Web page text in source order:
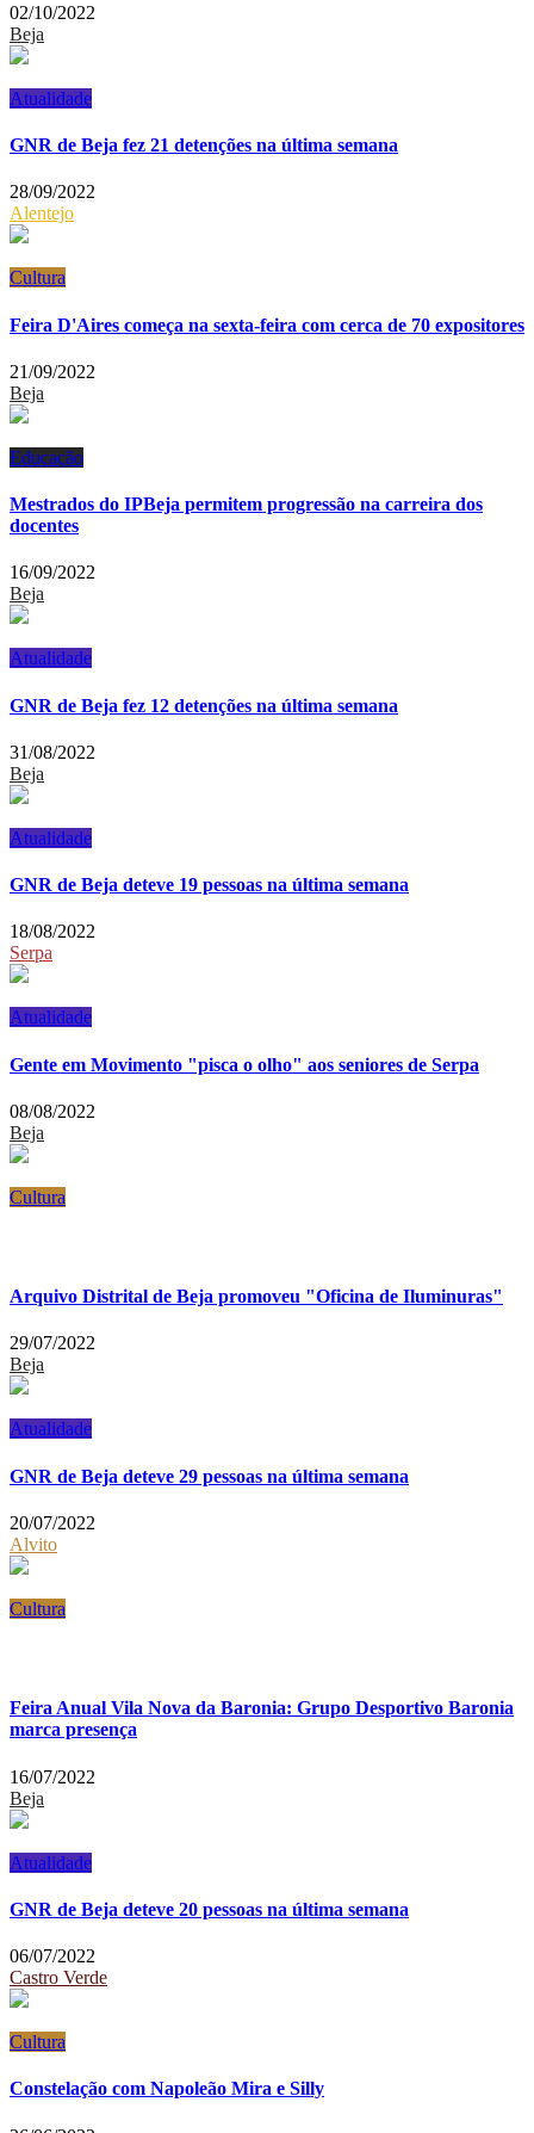
02/10/2022
Beja
Atualidade
GNR de Beja fez 21 detenções na última semana
28/09/2022
Alentejo
Cultura
Feira D'Aires começa na sexta-feira com cerca de 70 expositores
21/09/2022
Beja
Educação
Mestrados do IPBeja permitem progressão na carreira dos
docentes
16/09/2022
Beja
Atualidade
GNR de Beja fez 12 detenções na última semana
31/08/2022
Beja
Atualidade
GNR de Beja deteve 19 pessoas na última semana
18/08/2022
Serpa
Atualidade
Gente em Movimento "pisca o olho" aos seniores de Serpa
08/08/2022
Beja
Cultura
Arquivo Distrital de Beja promoveu "Oficina de Iluminuras"
29/07/2022
Beja
Atualidade
GNR de Beja deteve 29 pessoas na última semana
20/07/2022
Alvito
Cultura
Feira Anual Vila Nova da Baronia: Grupo Desportivo Baronia
marca presença
16/07/2022
Beja
Atualidade
GNR de Beja deteve 20 pessoas na última semana
06/07/2022
Castro Verde
Cultura
Constelação com Napoleão Mira e Silly